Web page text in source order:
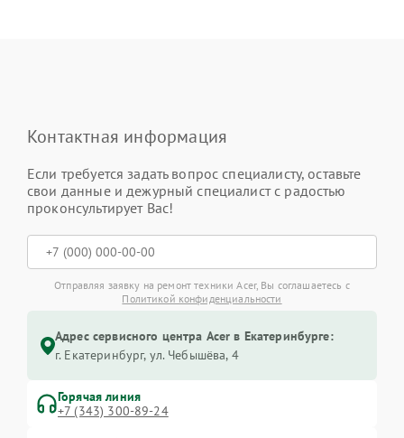
Контактная информация
Если требуется задать вопрос специалисту, оставьте
свои данные и дежурный специалист с радостью
проконсультирует Вас!
Отправляя заявку на ремонт техники Acer, Вы соглашаетесь с
Политикой конфиденциальности
Адрес сервисного центра Acer в Екатеринбурге:
г. Екатеринбург, ул. Чебышёва, 4
Горячая линия
+7 (343) 300-89-24